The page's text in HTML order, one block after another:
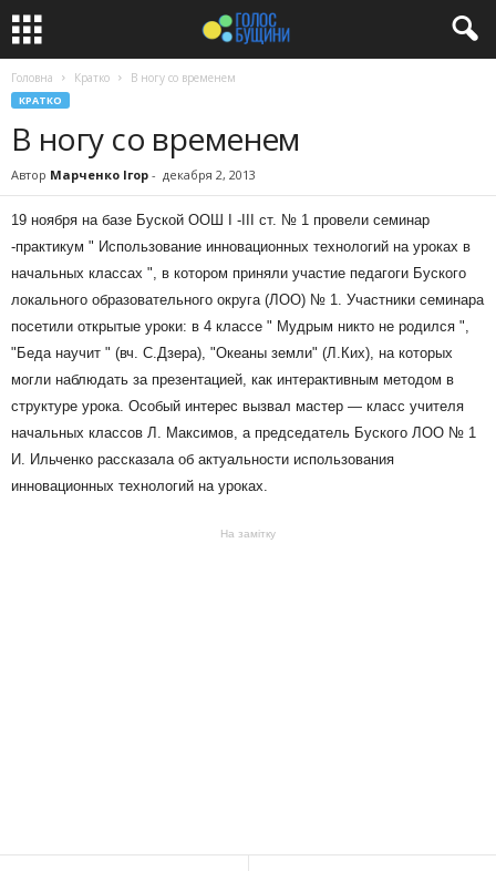
Головна Кратко В ногу со временем
КРАТКО
В ногу со временем
Автор Марченко Ігор - декабря 2, 2013
19 ноября на базе Буской ООШ I -III ст. № 1 провели семинар
-практикум " Использование инновационных технологий на уроках в
начальных классах ", в котором приняли участие педагоги Буского
локального образовательного округа (ЛОО) № 1. Участники семинара
посетили открытые уроки: в 4 классе " Мудрым никто не родился ",
"Беда научит " (вч. С.Дзера), "Океаны земли" (Л.Ких), на которых
могли наблюдать за презентацией, как интерактивным методом в
структуре урока. Особый интерес вызвал мастер — класс учителя
начальных классов Л. Максимов, а председатель Буского ЛОО № 1
И. Ильченко рассказала об актуальности использования
инновационных технологий на уроках.
На замітку